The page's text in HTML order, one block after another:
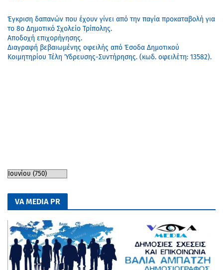
Έγκριση δαπανών που έχουν γίνει από την παγία προκαταβολή για
το 8ο Δημοτικό Σχολείο Τρίπολης.
Αποδοχή επιχορήγησης.
Διαγραφή βεβαιωμένης οφειλής από Έσοδα Δημοτικού
Κοιμητηρίου Τέλη Ύδρευσης-Συντήρησης. (κωδ. οφειλέτη: 13582).
VA MEDIA PR